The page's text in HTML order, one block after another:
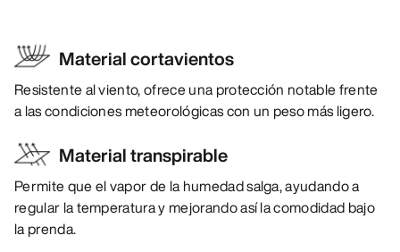
Material cortavientos
Resistente al viento, ofrece una protección notable frente
a las condiciones meteorológicas con un peso más ligero.
Material transpirable
Permite que el vapor de la humedad salga, ayudando a
regular la temperatura y mejorando así la comodidad bajo
la prenda.